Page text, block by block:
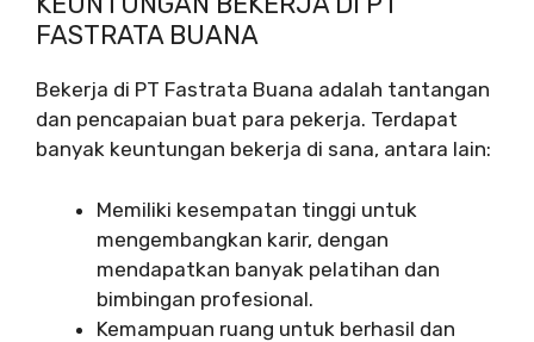
FASTRATA BUANA
Bekerja di PT Fastrata Buana adalah tantangan
dan pencapaian buat para pekerja. Terdapat
banyak keuntungan bekerja di sana, antara lain:
Memiliki kesempatan tinggi untuk
mengembangkan karir, dengan
mendapatkan banyak pelatihan dan
bimbingan profesional.
Kemampuan ruang untuk berhasil dan